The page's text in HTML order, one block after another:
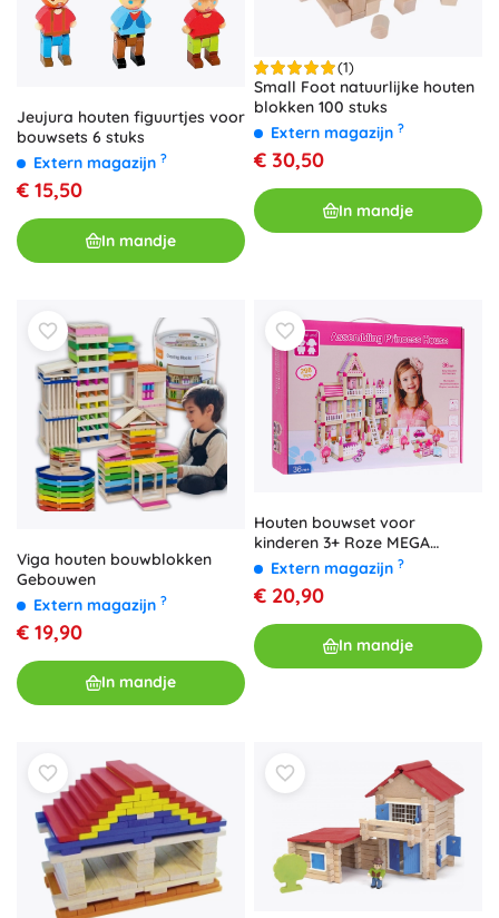
Jeujura houten figuurtjes voor
bouwsets 6 stuks
Extern magazijn ?
€ 15,50
In mandje
(1)
Small Foot natuurlijke houten
blokken 100 stuks
Extern magazijn ?
€ 30,50
In mandje
Viga houten bouwblokken
Gebouwen
Extern magazijn ?
€ 19,90
In mandje
Houten bouwset voor
kinderen 3+ Roze MEGA
poppenhuis 268 stuks
Extern magazijn ?
€ 20,90
In mandje